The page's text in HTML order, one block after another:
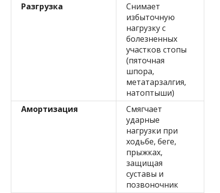
Разгрузка
Снимает
избыточную
нагрузку с
болезненных
участков стопы
(пяточная
шпора,
метатарзалгия,
натоптыши)
Амортизация
Смягчает
ударные
нагрузки при
ходьбе, беге,
прыжках,
защищая
суставы и
позвоночник